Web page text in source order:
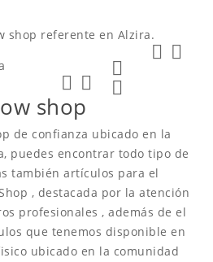
shop referente en Alzira.
 


 
shop
de confianza ubicado en la
puedes encontrar todo tipo de
también artículos para el
, destacada por la atención
profesionales , además de el
que tenemos disponible en
ubicado en la comunidad